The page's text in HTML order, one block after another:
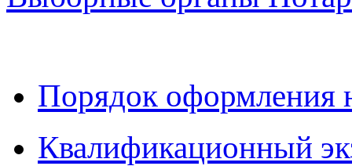
Порядок оформления
Квалификационный